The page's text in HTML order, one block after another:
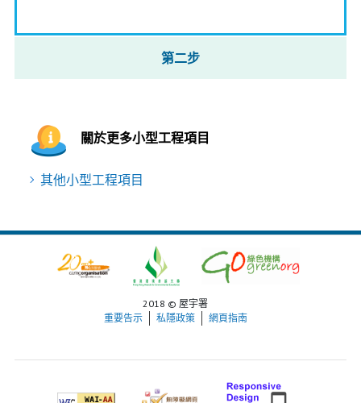
第二步
關於更多小型工程項目
其他小型工程項目
2018 © 屋宇署
重要告示
私隱政策 網頁指南